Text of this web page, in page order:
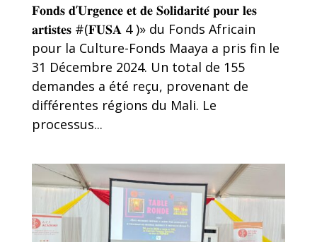
𝐅𝐨𝐧𝐝𝐬 𝐝’𝐔𝐫𝐠𝐞𝐧𝐜𝐞 𝐞𝐭 𝐝𝐞 𝐒𝐨𝐥𝐢𝐝𝐚𝐫𝐢𝐭𝐞́ 𝐩𝐨𝐮𝐫 𝐥𝐞𝐬
𝐚𝐫𝐭𝐢𝐬𝐭𝐞𝐬 #(𝐅𝐔𝐒𝐀 4 )» du Fonds Africain
pour la Culture-Fonds Maaya a pris fin le
31 Décembre 2024. Un total de 155
demandes a été reçu, provenant de
différentes régions du Mali. Le
processus...